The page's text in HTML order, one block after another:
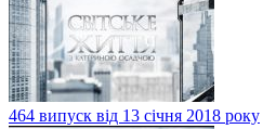
464 випуск від 13 січня 2018 року